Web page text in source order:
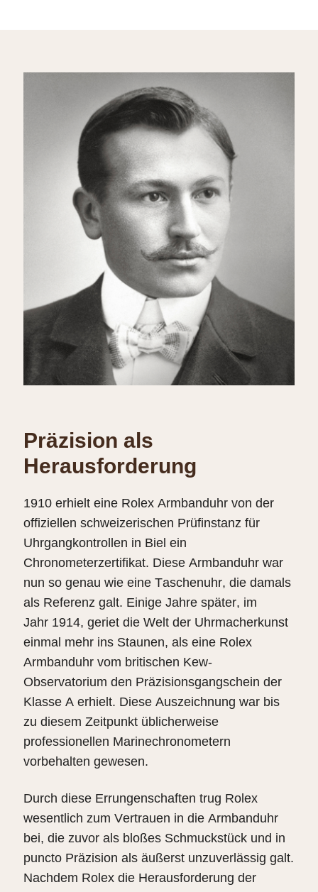
Präzision als
Herausforderung
1910 erhielt eine Rolex Armbanduhr von der
offiziellen schweizerischen Prüfinstanz für
Uhrgangkontrollen in Biel ein
Chronometerzertifikat. Diese Armbanduhr war
nun so genau wie eine Taschenuhr, die damals
als Referenz galt. Einige Jahre später, im
Jahr 1914, geriet die Welt der Uhrmacherkunst
einmal mehr ins Staunen, als eine Rolex
Armbanduhr vom britischen Kew-
Observatorium den Präzisionsgangschein der
Klasse A erhielt. Diese Auszeichnung war bis
zu diesem Zeitpunkt üblicherweise
professionellen Marinechronometern
vorbehalten gewesen.
Durch diese Errungenschaften trug Rolex
wesentlich zum Vertrauen in die Armbanduhr
bei, die zuvor als bloßes Schmuckstück und in
puncto Präzision als äußerst unzuverlässig galt.
Nachdem Rolex die Herausforderung der